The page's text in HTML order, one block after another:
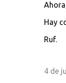
Hay
Ruf.
4 de